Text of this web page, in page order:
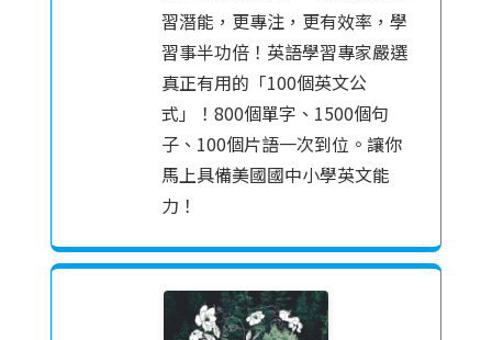
習潛能，更專注，更有效率，學
習事半功倍！英語學習專家嚴選
真正有用的「100個英文公
式」！800個單字、1500個句
子、100個片語一次到位。讓你
馬上具備美國國中小學英文能
力！